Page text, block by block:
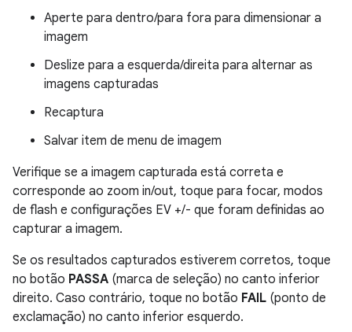
Aperte para dentro/para fora para dimensionar a
imagem
Deslize para a esquerda/direita para alternar as
imagens capturadas
Recaptura
Salvar item de menu de imagem
Verifique se a imagem capturada está correta e
corresponde ao zoom in/out, toque para focar, modos
de flash e configurações EV +/- que foram definidas ao
capturar a imagem.
Se os resultados capturados estiverem corretos, toque
no botão PASSA (marca de seleção) no canto inferior
direito. Caso contrário, toque no botão FAIL (ponto de
exclamação) no canto inferior esquerdo.